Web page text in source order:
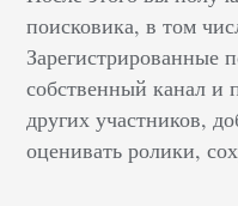
поисковика, в том
Зарегистрированные
собственный канал и
других участников,
оценивать ролики,